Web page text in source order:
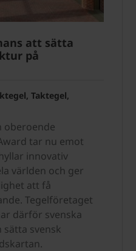
att sätta
på
Taktegel,
oberoende
tar nu emot
innovativ
världen och ger
att få
Tegelföretaget
därför svenska
svensk